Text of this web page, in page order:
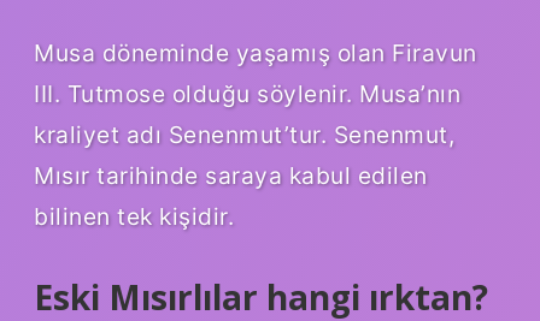
Musa döneminde yaşamış olan Firavun
III. Tutmose olduğu söylenir. Musa’nın
kraliyet adı Senenmut’tur. Senenmut,
Mısır tarihinde saraya kabul edilen
bilinen tek kişidir.
Eski Mısırlılar hangi ırktan?